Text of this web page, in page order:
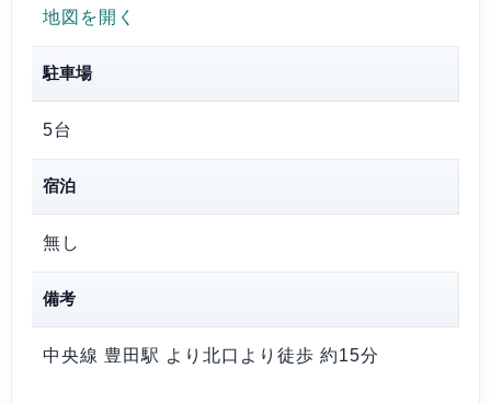
地図を開く
駐車場
5台
宿泊
無し
備考
中央線 豊田駅 より北口より徒歩 約15分